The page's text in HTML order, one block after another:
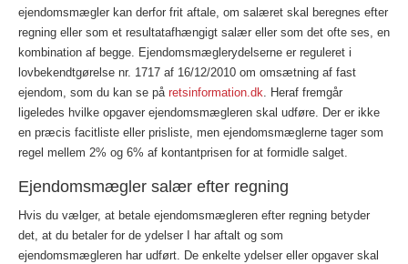
ejendomsmægler kan derfor frit aftale, om salæret skal beregnes efter
regning eller som et resultatafhængigt salær eller som det ofte ses, en
kombination af begge. Ejendomsmæglerydelserne er reguleret i
lovbekendtgørelse nr. 1717 af 16/12/2010 om omsætning af fast
ejendom, som du kan se på retsinformation.dk. Heraf fremgår
ligeledes hvilke opgaver ejendomsmægleren skal udføre. Der er ikke
en præcis facitliste eller prisliste, men ejendomsmæglerne tager som
regel mellem 2% og 6% af kontantprisen for at formidle salget.
Ejendomsmægler salær efter regning
Hvis du vælger, at betale ejendomsmægleren efter regning betyder
det, at du betaler for de ydelser I har aftalt og som
ejendomsmægleren har udført. De enkelte ydelser eller opgaver skal